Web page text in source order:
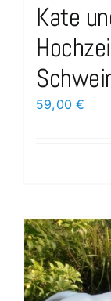
Kate
59,00€